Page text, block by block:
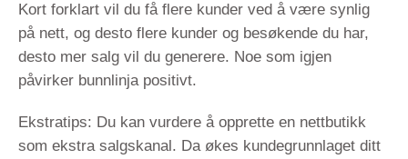
Kort forklart vil du få flere kunder ved å være synlig
på nett, og desto flere kunder og besøkende du har,
desto mer salg vil du generere. Noe som igjen
påvirker bunnlinja positivt.
Ekstratips: Du kan vurdere å opprette en nettbutikk
som ekstra salgskanal. Da økes kundegrunnlaget ditt